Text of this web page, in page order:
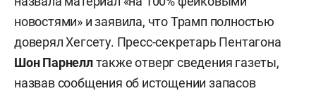
новостями» и заявила, что Трамп полностью
доверял Хегсету. Пресс-секретарь Пентагона
Шон Парнеллтакже отверг сведения газеты,
назвав сообщения об истощении запасов